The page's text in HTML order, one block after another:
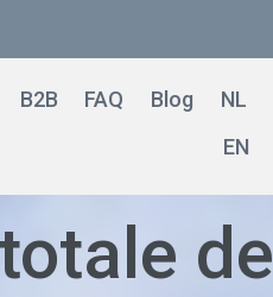
B2B FAQ Blog
NL
EN
de